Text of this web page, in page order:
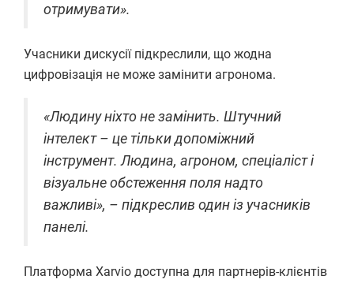
отримувати».
Учасники дискусії підкреслили, що жодна
цифровізація не може замінити агронома.
«Людину ніхто не замінить. Штучний
інтелект – це тільки допоміжний
інструмент. Людина, агроном, спеціаліст і
візуальне обстеження поля надто
важливі», – підкреслив один із учасників
панелі.
Платформа Xarvio доступна для партнерів-клієнтів